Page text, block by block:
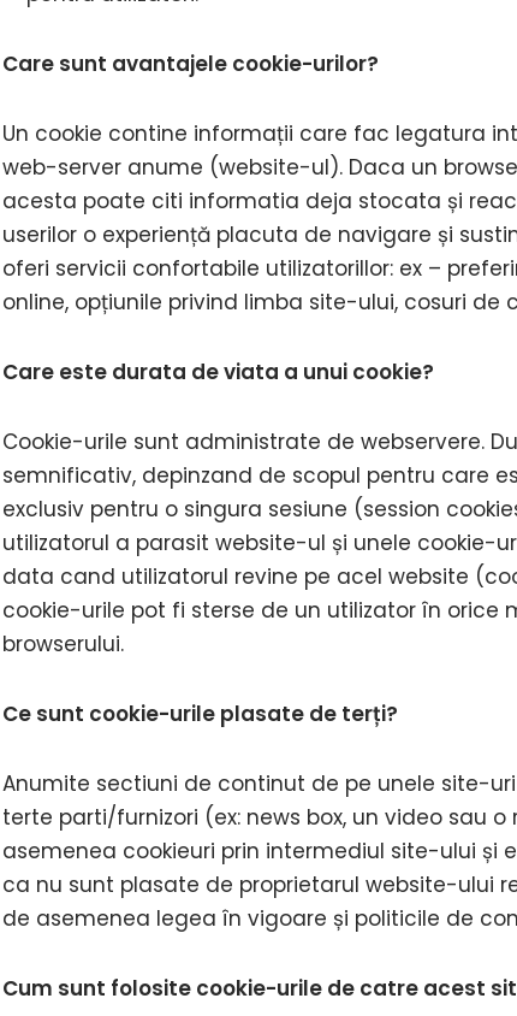
Care sunt avantajele cookie-urilor?
Un cookie contine informații care fac legatura
web-server anume (website-ul). Daca un
acesta poate citi informatia deja stocata și
userilor o experiență placuta de navigare și
oferi servicii confortabile utilizatorillor: ex –
online, opțiunile privind limba site-ului, cosuri
Care este durata de viata a unui cookie?
Cookie-urile sunt administrate de webservere.
semnificativ, depinzand de scopul pentru care
exclusiv pentru o singura sesiune (session
utilizatorul a parasit website-ul și unele cookie-
data cand utilizatorul revine pe acel website
cookie-urile pot fi sterse de un utilizator în orice
browserului.
Ce sunt cookie-urile plasate de terți?
Anumite sectiuni de continut de pe unele site-
terte parti/furnizori (ex: news box, un video sau
asemenea cookieuri prin intermediul site-ului și
ca nu sunt plasate de proprietarul website-ului
de asemenea legea în vigoare și politicile de
Cum sunt folosite cookie-urile de catre acest